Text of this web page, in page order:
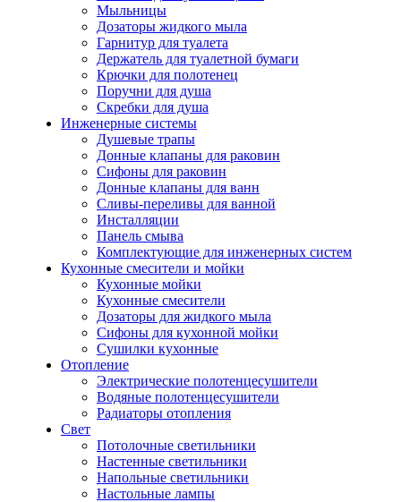
Мыльницы
Дозаторы жидкого мыла
Гарнитур для туалета
Держатель для туалетной бумаги
Крючки для полотенец
Поручни для душа
Скребки для душа
Инженерные системы
Душевые трапы
Донные клапаны для раковин
Сифоны для раковин
Донные клапаны для ванн
Сливы-переливы для ванной
Инсталляции
Панель смыва
Комплектующие для инженерных систем
Кухонные смесители и мойки
Кухонные мойки
Кухонные смесители
Дозаторы для жидкого мыла
Сифоны для кухонной мойки
Сушилки кухонные
Отопление
Электрические полотенцесушители
Водяные полотенцесушители
Радиаторы отопления
Свет
Потолочные светильники
Настенные светильники
Напольные светильники
Настольные лампы